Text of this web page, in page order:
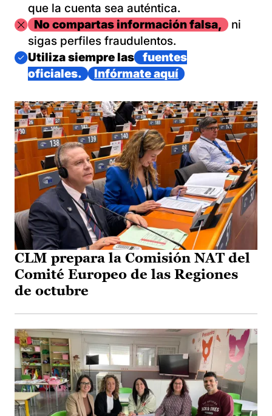
que la cuenta sea auténtica.
ImagenNo compartas información falsa,
ni
sigas perfiles fraudulentos.
Imagen
Utiliza siempre las
fuentes
oficiales.
Infórmate aquí
CLM prepara la Comisión NAT del
Comité Europeo de las Regiones
de octubre